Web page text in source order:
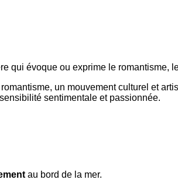
qui évoque ou exprime le romantisme,
un mouvement culturel et
sentimentale et passionnée.
au bord de la mer.